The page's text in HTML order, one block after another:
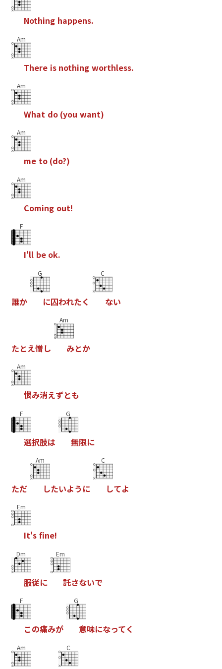
Nothing happens.
Am
There is nothing worthless.
Am
What do (you want)
Am
me to (do?)
Am
Coming out!
F
I'll be ok.
誰か
G
に囚われたく
C
ない
たとえ憎し
Am
みとか
Am
恨み消えずとも
F
選択肢は
G
無限に
ただ
Am
したいよう に
C
してよ
Em
It's fne!
Dm
服従に
Em
託さないで
F
この痛みが
G
意味になってく
Am C